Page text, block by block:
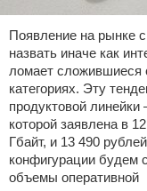
Появление на рынке
назвать иначе как
ломает сложившиеся
категориях. Эту
продуктовой
которой заявлена в
Гбайт, и 13 490
конфигурации будем
объемы оперативной